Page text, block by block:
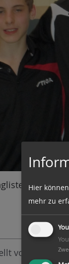
der
von Lukas
Hier
mehr zu